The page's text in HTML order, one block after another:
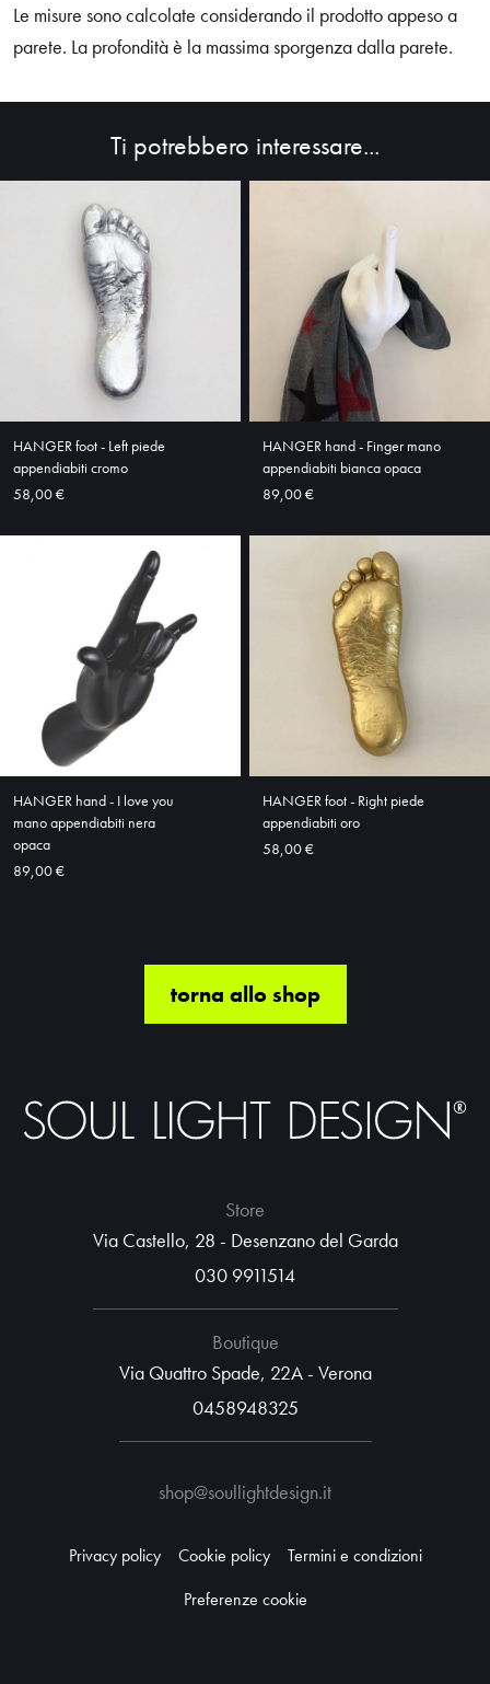
Le misure sono calcolate considerando il prodotto appeso a
parete. La profondità è la massima sporgenza dalla parete.
Ti potrebbero interessare...
HANGER foot - Left piede
appendiabiti cromo
58,00 €
HANGER hand - Finger mano
appendiabiti bianca opaca
89,00 €
HANGER hand - I love you
mano appendiabiti nera
opaca
89,00 €
HANGER foot - Right piede
appendiabiti oro
58,00 €
torna allo shop
Store
Via Castello, 28 - Desenzano del Garda
030 9911514
Boutique
Via Quattro Spade, 22A - Verona
0458948325
shop@soullightdesign.it
Privacy policy Cookie policy
Termini e condizioni
Preferenze cookie